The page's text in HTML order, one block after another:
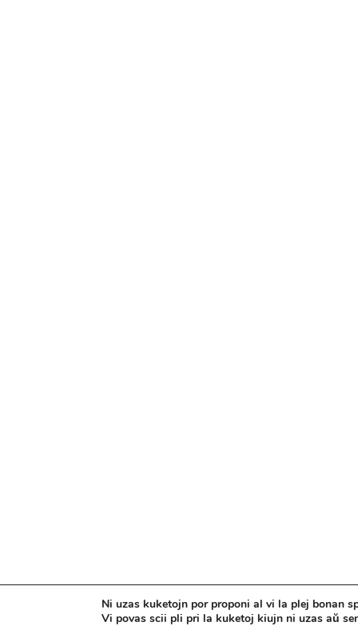
Ni uzas kuketojn por proponi al vi la plej bonan
Vi povas scii pli pri la kuketoj kiujn ni uzas aŭ